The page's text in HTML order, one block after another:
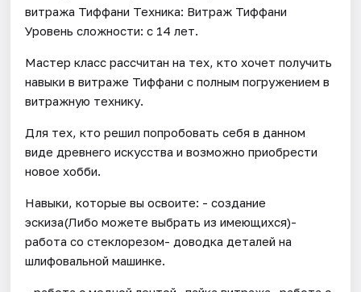
витража Тиффани Техника: Витраж Тиффани
Уровень сложности: с 14 лет.
Мастер класс рассчитан на тех, кто хочет получить
навыки в витраже Тиффани с полным погружением в
витражную технику.
Для тех, кто решил попробовать себя в данном
виде древнего искусства и возможно приобрести
новое хобби.
Навыки, которые вы освоите: - создание
эскиза(Либо можете выбрать из имеющихся)-
работа со стеклорезом- доводка деталей на
шлифовальной машинке.